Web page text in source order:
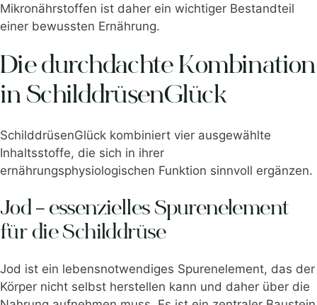
Mikronährstoffen ist daher ein wichtiger Bestandteil
einer bewussten Ernährung.
Die durchdachte Kombination
in SchilddrüsenGlück
SchilddrüsenGlück kombiniert vier ausgewählte
Inhaltsstoffe, die sich in ihrer
ernährungsphysiologischen Funktion sinnvoll ergänzen.
Jod – essenzielles Spurenelement
für die Schilddrüse
Jod ist ein lebensnotwendiges Spurenelement, das der
Körper nicht selbst herstellen kann und daher über die